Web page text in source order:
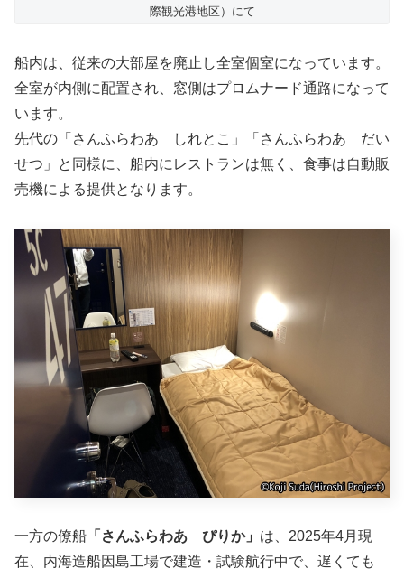
際観光港地区）にて
船内は、従来の大部屋を廃止し全室個室になっています。
全室が内側に配置され、窓側はプロムナード通路になって
います。
先代の「さんふらわあ しれとこ」「さんふらわあ だい
せつ」と同様に、船内にレストランは無く、食事は自動販
売機による提供となります。
一方の僚船 「さんふらわあ ぴりか」 は、2025年4月現
在、内海造船因島工場で建造・試験航行中で、遅くても